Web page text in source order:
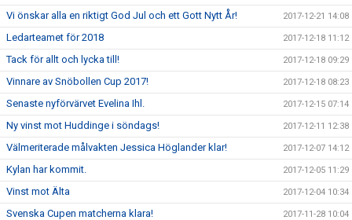
Vi önskar alla en riktigt God Jul och ett Gott Nytt År! 2017-12-21 14:08
Ledarteamet för 2018 2017-12-18 11:12
Tack för allt och lycka till! 2017-12-18 09:29
Vinnare av Snöbollen Cup 2017! 2017-12-18 08:23
Senaste nyförvärvet Evelina Ihl. 2017-12-15 07:14
Ny vinst mot Huddinge i söndags! 2017-12-11 12:38
Välmeriterade målvakten Jessica Höglander klar! 2017-12-07 14:12
Kylan har kommit. 2017-12-05 11:29
Vinst mot Älta 2017-12-04 10:34
Svenska Cupen matcherna klara! 2017-11-28 10:04